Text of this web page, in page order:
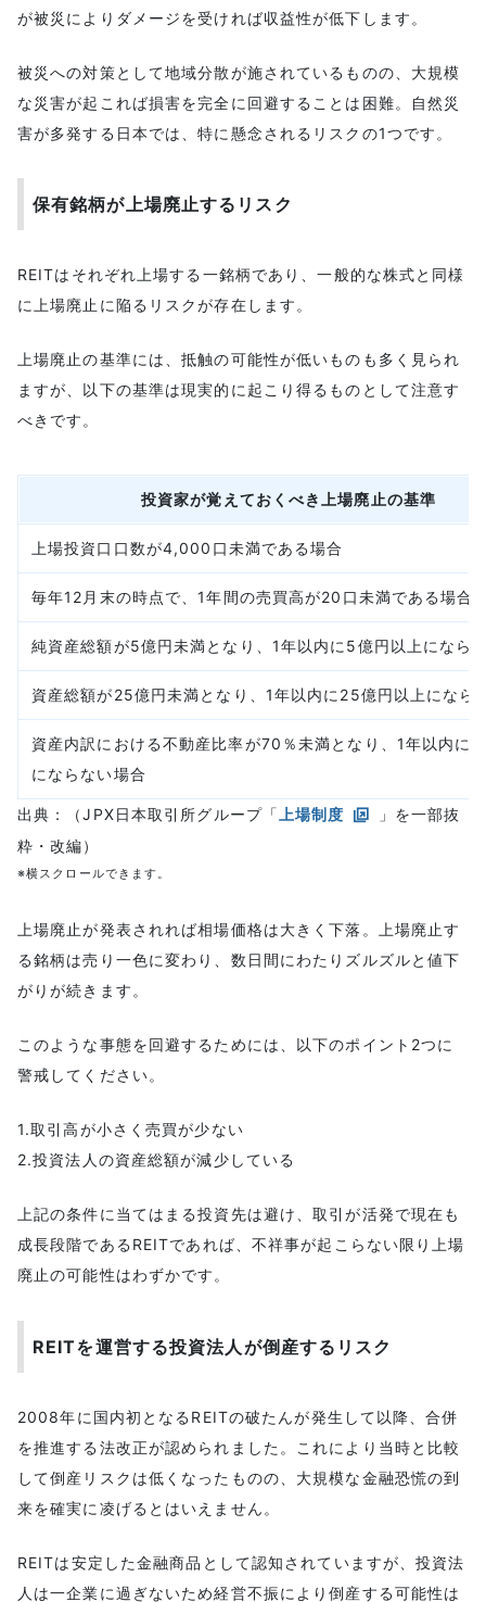
が被災によりダメージを受ければ収益性が低下します。
被災への対策として地域分散が施されているものの、大規模
な災害が起これば損害を完全に回避することは困難。自然災
害が多発する日本では、特に懸念されるリスクの1つです。
保有銘柄が上場廃止するリスク
REITはそれぞれ上場する一銘柄であり、一般的な株式と同様
に上場廃止に陥るリスクが存在します。
上場廃止の基準には、抵触の可能性が低いものも多く見られ
ますが、以下の基準は現実的に起こり得るものとして注意す
べきです。
投資家が覚えておくべき上場廃止の基準
上場投資口口数が4,000口未満である場合
毎年12月末の時点で、1年間の売買高が20口未満である場合
純資産総額が5億円未満となり、1年以内に5億円以上になら
資産総額が25億円未満となり、1年以内に25億円以上になら
資産内訳における不動産比率が70％未満となり、1年以内に
にならない場合
出典：（JPX日本取引所グループ「 上場制度
」を一部抜
粋・改編）
※横スクロールできます。
上場廃止が発表されれば相場価格は大きく下落。上場廃止す
る銘柄は売り一色に変わり、数日間にわたりズルズルと値下
がりが続きます。
このような事態を回避するためには、以下のポイント2つに
警戒してください。
1.取引高が小さく売買が少ない
2.投資法人の資産総額が減少している
上記の条件に当てはまる投資先は避け、取引が活発で現在も
成長段階であるREITであれば、不祥事が起こらない限り上場
廃止の可能性はわずかです。
REITを運営する投資法人が倒産するリスク
2008年に国内初となるREITの破たんが発生して以降、合併
を推進する法改正が認められました。これにより当時と比較
して倒産リスクは低くなったものの、大規模な金融恐慌の到
来を確実に凌げるとはいえません。
REITは安定した金融商品として認知されていますが、投資法
人は一企業に過ぎないため経営不振により倒産する可能性は